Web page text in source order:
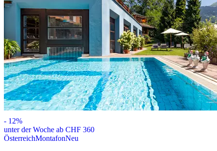
- 12%
unter der Woche ab CHF 360
ÖsterreichMontafonNeu